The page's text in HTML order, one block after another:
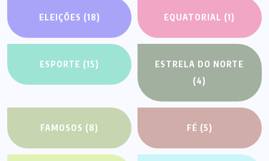
ELEIÇÕES (18) EQUATORIAL (1)
ESPORTE (15)
ESTRELA DO NORTE
(4)
FAMOSOS (8) FÉ (5)